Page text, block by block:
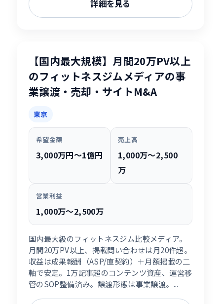
詳細を見る
【国内最大規模】月間20万PV以上
のフィットネスジムメディアの事
業譲渡・売却・サイトM&A
東京
希望金額
3,000万円〜1億円
売上高
1,000万〜2,500
万
営業利益
1,000万〜2,500万
国内最大級のフィットネスジム比較メディア。
月間20万PV以上、掲載問い合わせは月20件超。
収益は成果報酬（ASP/直契約）＋月額掲載の二
軸で安定。1万記事超のコンテンツ資産、運営移
管のSOP整備済み。譲渡形態は事業譲渡。...